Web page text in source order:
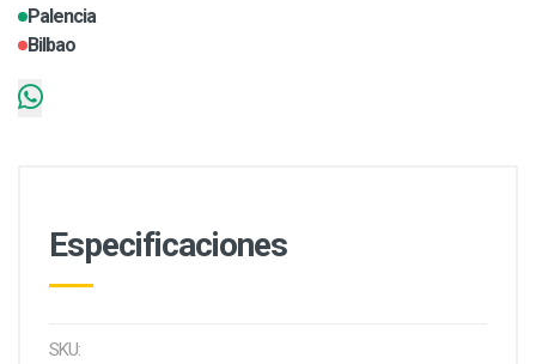
Palencia
Bilbao
Especificaciones
SKU: